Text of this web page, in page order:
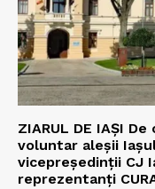
ZIARUL DE IAȘI
voluntar aleșii
vicepreședinții CJ
reprezentanți